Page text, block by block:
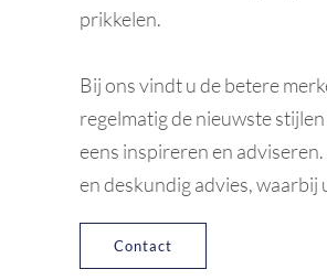
prikkelen.
Bij ons vindt u de betere
regelmatig de nieuwste
eens inspireren en
en deskundig advies, waarbij
Contact